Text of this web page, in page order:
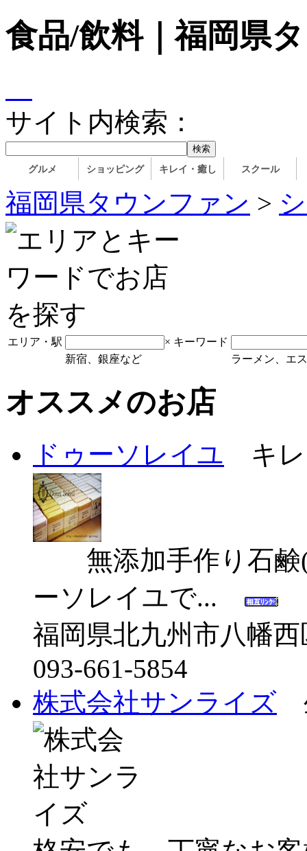
食品/飲料｜福岡県
サイト内検索：
グルメ ショッピング キレイ・癒し スクール
福岡県タウンファン >
エリア・駅 × キーワード
新宿、銀座など
ラーメン、エ
オススメのお店
ドゥーソレイユ キレ
無添加手作り石鹸(
ーソレイユで...
福岡県北九州市八幡
093-661-5854
株式会社サンライズ